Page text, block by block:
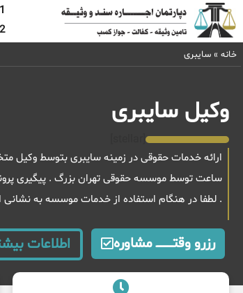
خانه » سایبری
وکیل سایبری
ساعت توسط موسسه حقوقی تهران بزرگ . پیگیری
. لطفا در هنگام استفاده از خدمات موسسه به نشانی
رزرو وقتــــــــــــ مشاوره اطلاعات